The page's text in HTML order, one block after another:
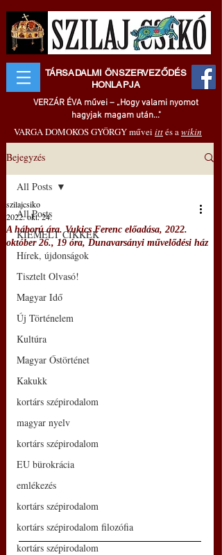
TÁRSADALMI ÖNSZERVEZŐDÉS
HONLAPJA
VERZÁR ÉVA művei – „Hogy valami nyomot
hagyjak magam után..."
VARGA DOMOKOS GYÖRGY művei ittés awikin
Bejegyzés
All Posts
KIEMELT CIKKEK
Hírek, újdonságok
Tisztelt Olvasó!
Magyar Idő
Új Történelem
Kultúra
Magyar Őstörténet
Kakukk
kortárs szépirodalom
magyar nyelv
kortárs szépirodalom
EU bürokrácia
emlékezés
kortárs szépirodalom
kortárs szépirodalom filozófia
kortárs szépirodalom
All Posts
A háború ára. Vukics Ferenc előadása, 2022.
október 26., 19 óra, Dunavarsányi művelődési ház
szilajcsiko
2022. okt. 24.